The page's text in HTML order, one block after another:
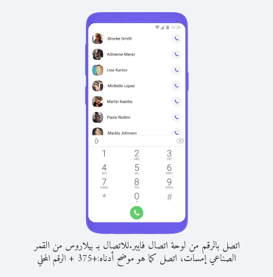
اتصل بالرقم من لوحة اتصال فايبر.للاتصال بـ بيلاروس من القمر
الصناعي إمسات، اتصل كما هو موضح أدناه:+
375
+الرقم المحلي